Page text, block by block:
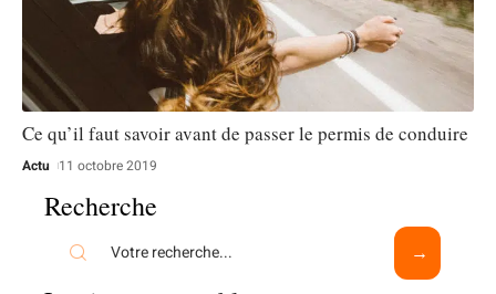
Ce qu’il faut savoir avant de passer le permis de conduire
Actu 11 octobre 2019
Recherche